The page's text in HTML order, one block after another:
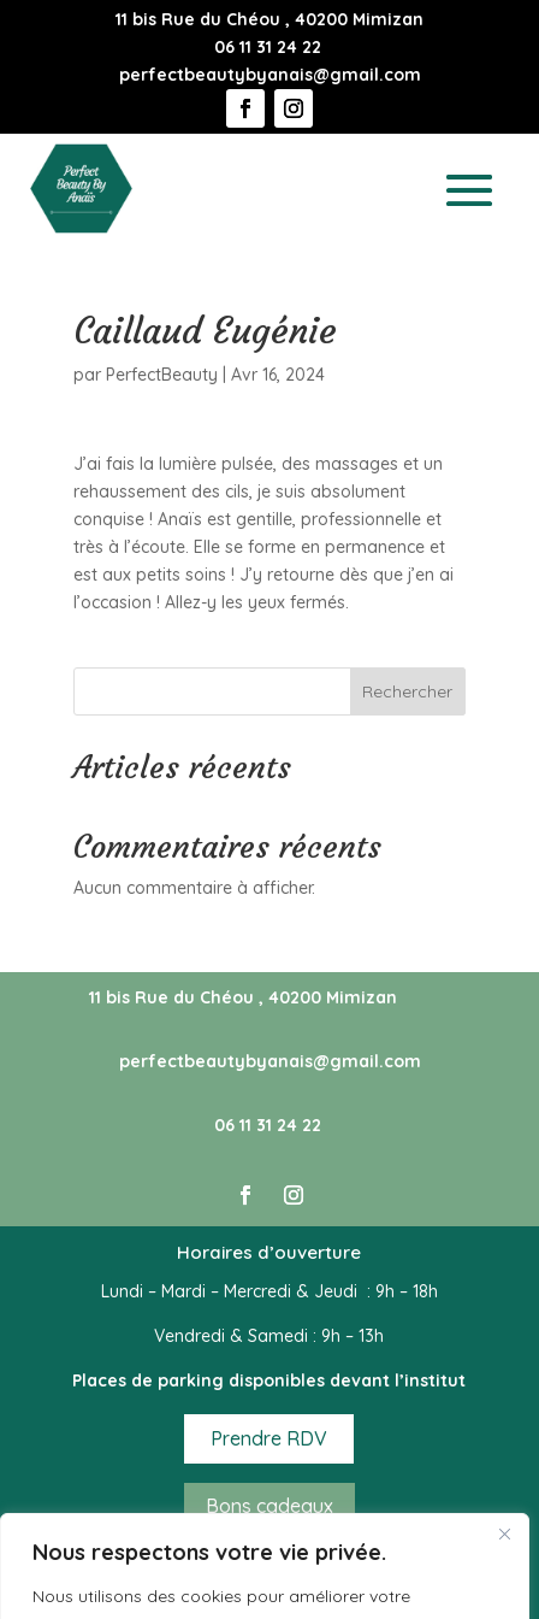
Nous respectons votre vie privée.
Nous utilisons des cookies pour améliorer votre
11 bis Rue du Chéou , 40200 Mimizan
06 11 31 24 22
perfectbeautybyanais@gmail.com
Caillaud Eugénie
par PerfectBeauty Avr 16, 2024
J’ai fais la lumière pulsée, des massages et un
rehaussement des cils, je suis absolument
conquise ! Anaïs est gentille, professionnelle et
très à l’écoute. Elle se forme en permanence et
est aux petits soins ! J’y retourne dès que j’en ai
l’occasion ! Allez-y les yeux fermés.
Rechercher
Articles récents
Commentaires récents
Aucun commentaire à afficher.
11 bis Rue du Chéou , 40200 Mimizan
perfectbeautybyanais@gmail.com
06 11 31 24 22
Horaires d’ouverture
Lundi – Mardi – Mercredi & Jeudi : 9h – 18h
Vendredi & Samedi : 9h – 13h
Places de parking disponibles devant l’institut
Prendre RDV
Bons cadeaux
Mode de règlement acceptés
– Espèces